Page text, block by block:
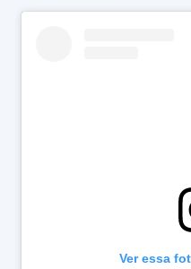
Ver essa